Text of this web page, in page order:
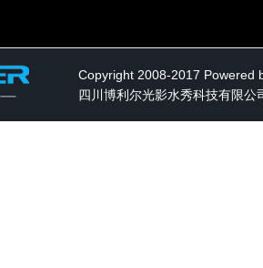
Copyright 2008-2017 Powered
四川博利尔光影水秀科技有限